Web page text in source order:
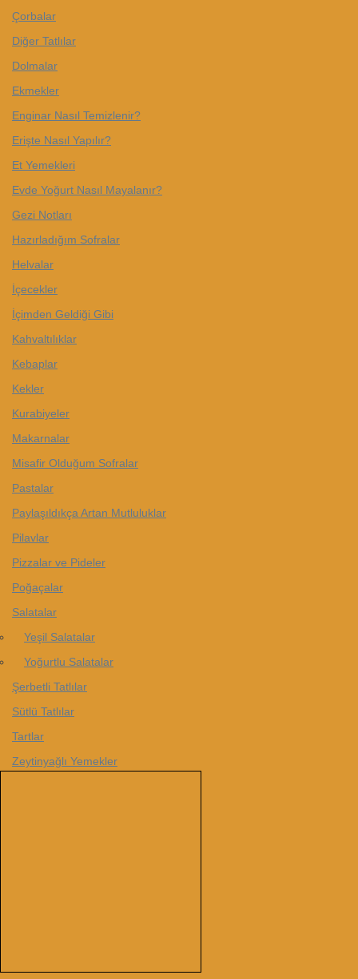
Çorbalar
Diğer Tatlılar
Dolmalar
Ekmekler
Enginar Nasıl Temizlenir?
Erişte Nasıl Yapılır?
Et Yemekleri
Evde Yoğurt Nasıl Mayalanır?
Gezi Notları
Hazırladığım Sofralar
Helvalar
İçecekler
İçimden Geldiği Gibi
Kahvaltılıklar
Kebaplar
Kekler
Kurabiyeler
Makarnalar
Misafir Olduğum Sofralar
Pastalar
Paylaşıldıkça Artan Mutluluklar
Pilavlar
Pizzalar ve Pideler
Poğaçalar
Salatalar
Yeşil Salatalar
Yoğurtlu Salatalar
Şerbetli Tatlılar
Sütlü Tatlılar
Tartlar
Zeytinyağlı Yemekler